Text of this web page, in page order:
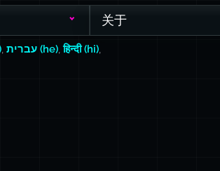
关于
עברית (he) ,हिन्दी (hi)